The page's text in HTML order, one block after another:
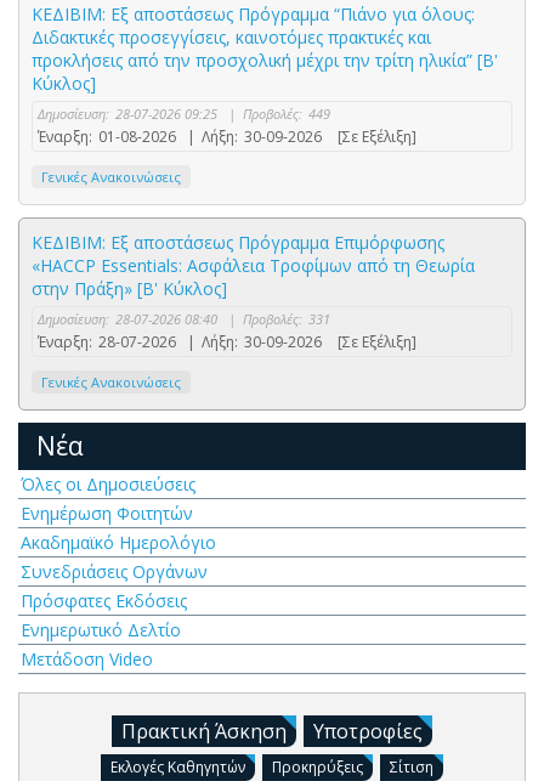
ΚΕΔΙΒΙΜ: Εξ αποστάσεως Πρόγραμμα “Πιάνο για όλους:
Διδακτικές προσεγγίσεις, καινοτόμες πρακτικές και
προκλήσεις από την προσχολική μέχρι την τρίτη ηλικία” [Β'
Κύκλος]
Δημοσίευση: 28-07-2026 09:25 | Προβολές: 449
Έναρξη: 01-08-2026 | Λήξη: 30-09-2026 [Σε Εξέλιξη]
Γενικές Ανακοινώσεις
ΚΕΔΙΒΙΜ: Εξ αποστάσεως Πρόγραμμα Επιμόρφωσης
«HACCP Essentials: Ασφάλεια Τροφίμων από τη Θεωρία
στην Πράξη» [Β' Κύκλος]
Δημοσίευση: 28-07-2026 08:40 | Προβολές: 331
Έναρξη: 28-07-2026 | Λήξη: 30-09-2026 [Σε Εξέλιξη]
Γενικές Ανακοινώσεις
Νέα
Όλες οι Δημοσιεύσεις
Ενημέρωση Φοιτητών
Ακαδημαϊκό Ημερολόγιο
Συνεδριάσεις Οργάνων
Πρόσφατες Εκδόσεις
Ενημερωτικό Δελτίο
Μετάδοση Video
Πρακτική Άσκηση Υποτροφίες
Εκλογές Καθηγητών Προκηρύξεις Σίτιση